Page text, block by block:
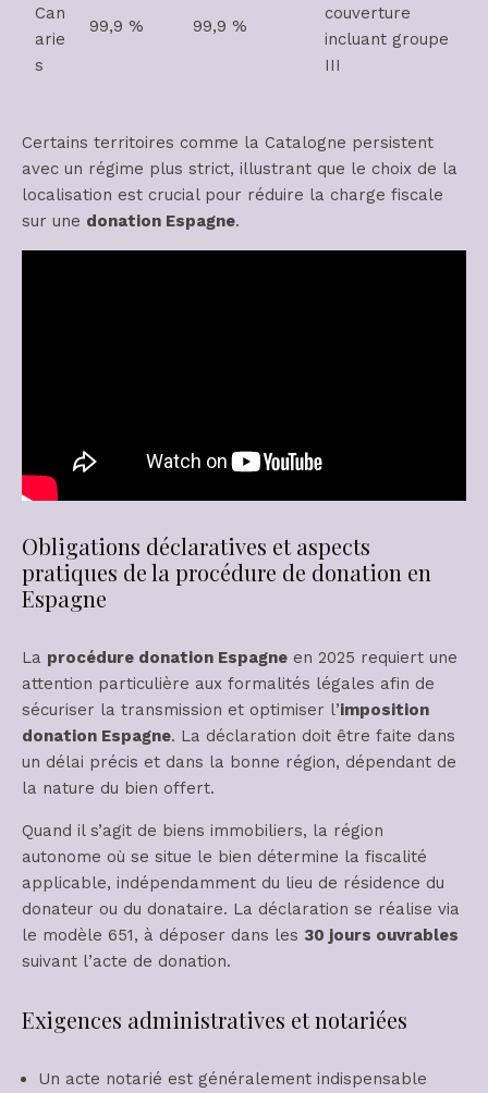
Can
arie
s
99,9 % 99,9 %
couverture
incluant groupe
III
Certains territoires comme la Catalogne persistent
avec un régime plus strict, illustrant que le choix de la
localisation est crucial pour réduire la charge fiscale
sur une donation Espagne.
Obligations déclaratives et aspects
pratiques de la procédure de donation en
Espagne
La procédure donation Espagne en 2025 requiert une
attention particulière aux formalités légales afin de
sécuriser la transmission et optimiser l’imposition
donation Espagne. La déclaration doit être faite dans
un délai précis et dans la bonne région, dépendant de
la nature du bien offert.
Quand il s’agit de biens immobiliers, la région
autonome où se situe le bien détermine la fiscalité
applicable, indépendamment du lieu de résidence du
donateur ou du donataire. La déclaration se réalise via
le modèle 651, à déposer dans les 30 jours ouvrables
suivant l’acte de donation.
Exigences administratives et notariées
Un acte notarié est généralement indispensable